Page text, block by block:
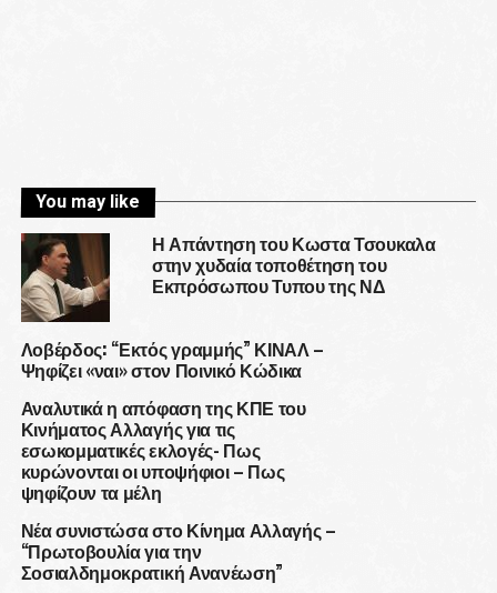
You may like
Η Απάντηση του Κωστα Τσουκαλα
στην χυδαία τοποθέτηση του
Εκπρόσωπου Τυπου της ΝΔ
Λοβέρδος: “Εκτός γραμμής” ΚΙΝΑΛ –
Ψηφίζει «ναι» στον Ποινικό Κώδικα
Αναλυτικά η απόφαση της ΚΠΕ του
Κινήματος Αλλαγής για τις
εσωκομματικές εκλογές- Πως
κυρώνονται οι υποψήφιοι – Πως
ψηφίζουν τα μέλη
Νέα συνιστώσα στο Κίνημα Αλλαγής –
“Πρωτοβουλία για την
Σοσιαλδημοκρατική Ανανέωση”